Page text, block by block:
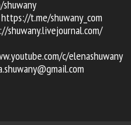
shuwany
https://t.me/shuwany_com
shuwany.livejournal.com/
c/elenashuwany